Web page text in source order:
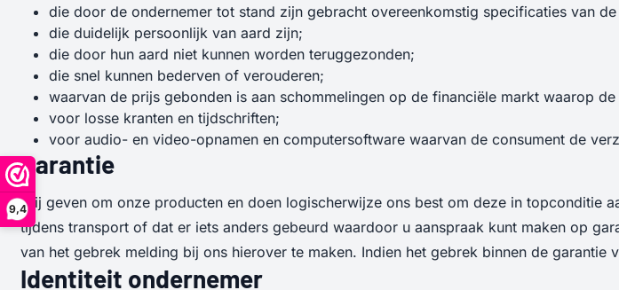
9,4
die door de ondernemer tot stand zijn gebracht overeenkomstig specificaties van de
die duidelijk persoonlijk van aard zijn;
die door hun aard niet kunnen worden teruggezonden;
die snel kunnen bederven of verouderen;
waarvan de prijs gebonden is aan schommelingen op de financiële markt waarop
voor losse kranten en tijdschriften;
voor audio- en video-opnamen en computersoftware waarvan de consument de
Garantie
Wij geven om onze producten en doen logischerwijze ons best om deze in topconditie
tijdens transport of dat er iets anders gebeurd waardoor u aanspraak kunt maken op
van het gebrek melding bij ons hierover te maken. Indien het gebrek binnen de
Identiteit ondernemer